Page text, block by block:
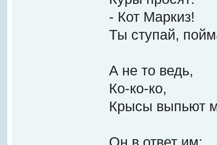
- Кот Маркиз!
Ты ступай,
А не то ведь,
Ко-ко-ко,
Крысы выпьют
Он в ответ им: